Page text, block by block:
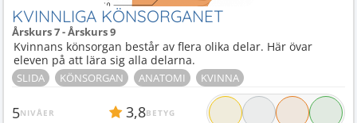
KVINNLIGA KÖNSORGANET
Årskurs 7 - Årskurs 9
Kvinnans könsorgan består av flera olika delar. Här övar
eleven på att lära sig alla delarna.
SLIDA KÖNSORGAN ANATOMI KVINNA
5NIVÅER 3,8BETYG